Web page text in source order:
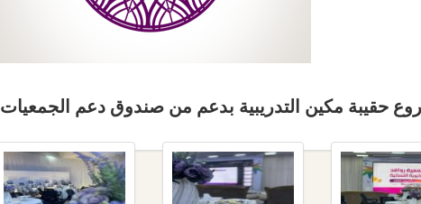
حقيبة مكين التدريبية بدعم من صندوق دعم الجمعيات